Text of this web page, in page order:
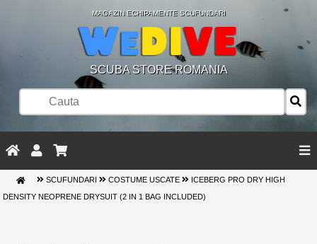
MAGAZIN ECHIPAMENTE SCUFUNDARI
SCUBA STORE ROMANIA
SCUFUNDARI COSTUME USCATE ICEBERG PRO DRY HIGH
DENSITY NEOPRENE DRYSUIT (2 IN 1 BAG INCLUDED)